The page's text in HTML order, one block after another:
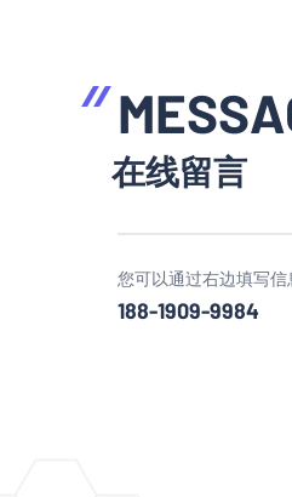
在线留言
您可以通过右边填写
188-1909-9984